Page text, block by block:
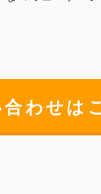
わせは